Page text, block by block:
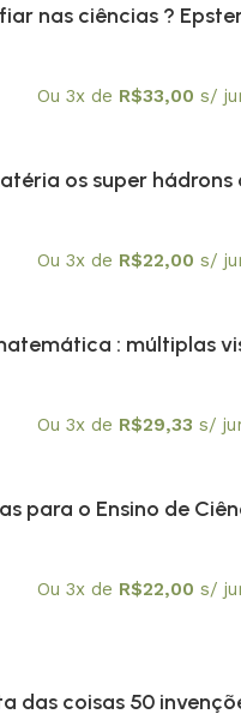
nas ciências ?
Ou 3x de R$33,00 s/
os super hádrons
Ou 3x de R$22,00 s/
: múltiplas
Ou 3x de R$29,33 s/
para o Ensino de
Ou 3x de R$22,00 s/
das coisas 50